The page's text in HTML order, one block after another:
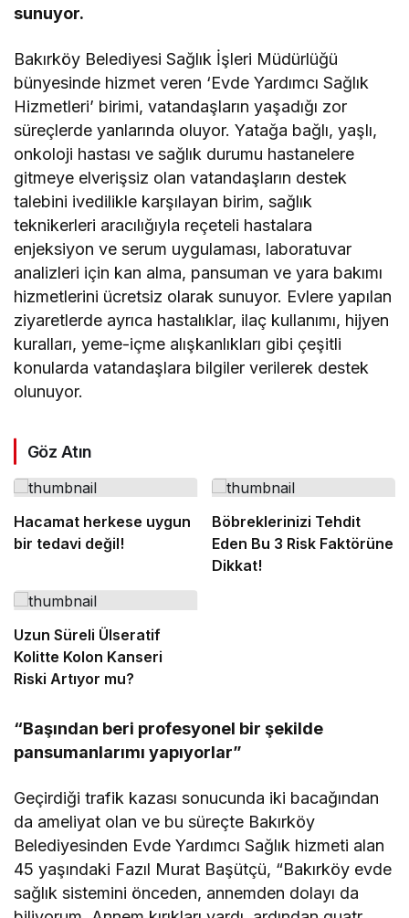
sunuyor.
Bakırköy Belediyesi Sağlık İşleri Müdürlüğü
bünyesinde hizmet veren ‘Evde Yardımcı Sağlık
Hizmetleri’ birimi, vatandaşların yaşadığı zor
süreçlerde yanlarında oluyor. Yatağa bağlı, yaşlı,
onkoloji hastası ve sağlık durumu hastanelere
gitmeye elverişsiz olan vatandaşların destek
talebini ivedilikle karşılayan birim, sağlık
teknikerleri aracılığıyla reçeteli hastalara
enjeksiyon ve serum uygulaması, laboratuvar
analizleri için kan alma, pansuman ve yara bakımı
hizmetlerini ücretsiz olarak sunuyor. Evlere yapılan
ziyaretlerde ayrıca hastalıklar, ilaç kullanımı, hijyen
kuralları, yeme-içme alışkanlıkları gibi çeşitli
konularda vatandaşlara bilgiler verilerek destek
olunuyor.
Göz Atın
Hacamat herkese uygun
bir tedavi değil!
Böbreklerinizi Tehdit
Eden Bu 3 Risk Faktörüne
Dikkat!
Uzun Süreli Ülseratif
Kolitte Kolon Kanseri
Riski Artıyor mu?
“Başından beri profesyonel bir şekilde
pansumanlarımı yapıyorlar”
Geçirdiği trafik kazası sonucunda iki bacağından
da ameliyat olan ve bu süreçte Bakırköy
Belediyesinden Evde Yardımcı Sağlık hizmeti alan
45 yaşındaki Fazıl Murat Başütçü, “Bakırköy evde
sağlık sistemini önceden, annemden dolayı da